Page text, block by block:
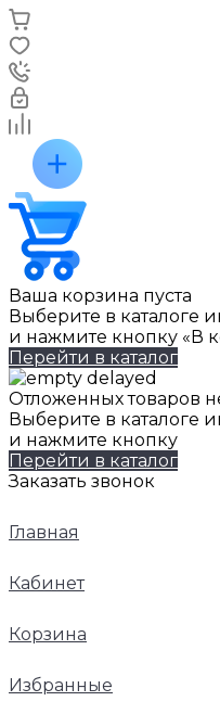
Ваша корзина пуста
Выберите в каталоге
и нажмите кнопку «В
Перейти в каталог
Отложенных товаров
Выберите в каталоге
и нажмите кнопку
Перейти в каталог
Заказать звонок
Главная
Кабинет
Корзина
Избранные